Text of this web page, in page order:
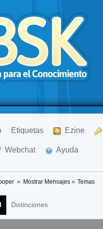
Etiquetas Ezine
Webchat Ayuda
» Mostrar Mensajes» Temas
Distinciones